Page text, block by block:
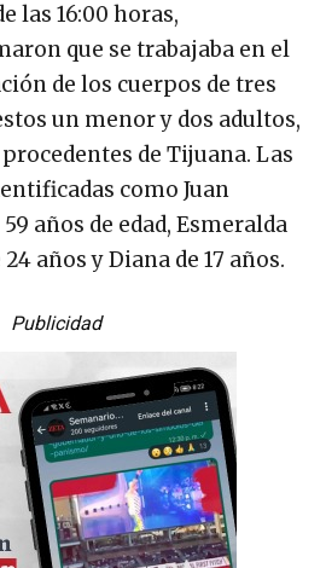
las 16:00 horas,
que se trabajaba en el
de los cuerpos de tres
un menor y dos adultos,
de Tijuana. Las
como Juan
años de edad, Esmeralda
años y Diana de 17 años.
Publicidad